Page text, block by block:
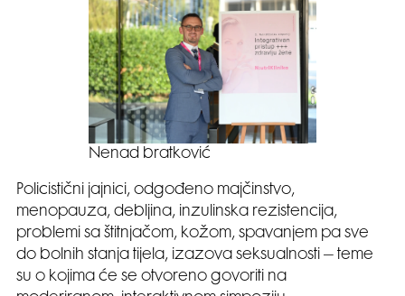
Nenad bratković
Policistični jajnici, odgođeno majčinstvo,
menopauza, debljina, inzulinska rezistencija,
problemi sa štitnjačom, kožom, spavanjem pa sve
do bolnih stanja tijela, izazova seksualnosti – teme
su o kojima će se otvoreno govoriti na